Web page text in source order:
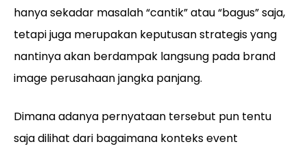
hanya sekadar masalah “cantik” atau “bagus” saja,
tetapi juga merupakan keputusan strategis yang
nantinya akan berdampak langsung pada brand
image perusahaan jangka panjang.
Dimana adanya pernyataan tersebut pun tentu
saja dilihat dari bagaimana konteks event